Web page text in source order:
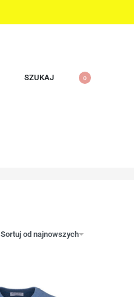
SZUKAJ 0
Sortuj od najnowszych